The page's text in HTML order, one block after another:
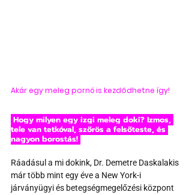
Akár egy meleg pornó is kezdődhetne így!
tele van tetkóval, szőrös a felsőteste, és
nagyon borostás!
Ráadásul a mi dokink, Dr. Demetre Daskalakis
már több mint egy éve a New York-i
járványügyi és betegségmegelőzési központ